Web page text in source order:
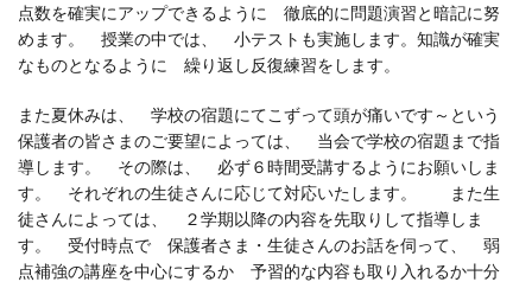
点数を確実にアップできるように 徹底的に問題演習と暗記に努
めます。 授業の中では、 小テストも実施します。知識が確実
なものとなるように 繰り返し反復練習をします。
また夏休みは、 学校の宿題にてこずって頭が痛いです～という
保護者の皆さまのご要望によっては、 当会で学校の宿題まで指
導します。 その際は、 必ず６時間受講するようにお願いしま
す。 それぞれの生徒さんに応じて対応いたします。 また生
徒さんによっては、 ２学期以降の内容を先取りして指導しま
す。 受付時点で 保護者さま・生徒さんのお話を伺って、 弱
点補強の講座を中心にするか 予習的な内容も取り入れるか十分